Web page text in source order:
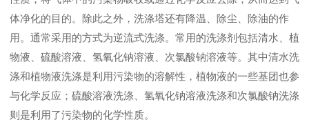
体净化的目的。除此之外，洗涤塔还有降温、除尘、除油的作
用。通常采用的方式为逆流式洗涤。常用的洗涤剂包括清水、植
物液、硫酸溶液、氢氧化钠溶液、次氯酸钠溶液等。其中清水洗
涤和植物液洗涤是利用污染物的溶解性，植物液的一些基团也参
与化学反应；硫酸溶液洗涤、氢氧化钠溶液洗涤和次氯酸钠洗涤
则是利用了污染物的化学性质。